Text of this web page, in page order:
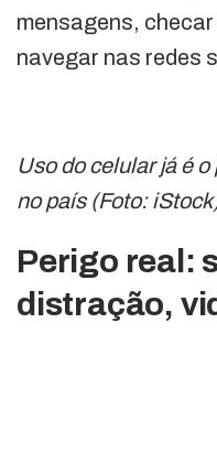
mensagens,
navegar nas redes
Uso do celular já é
no país (Foto:
Perigo real:
distração,